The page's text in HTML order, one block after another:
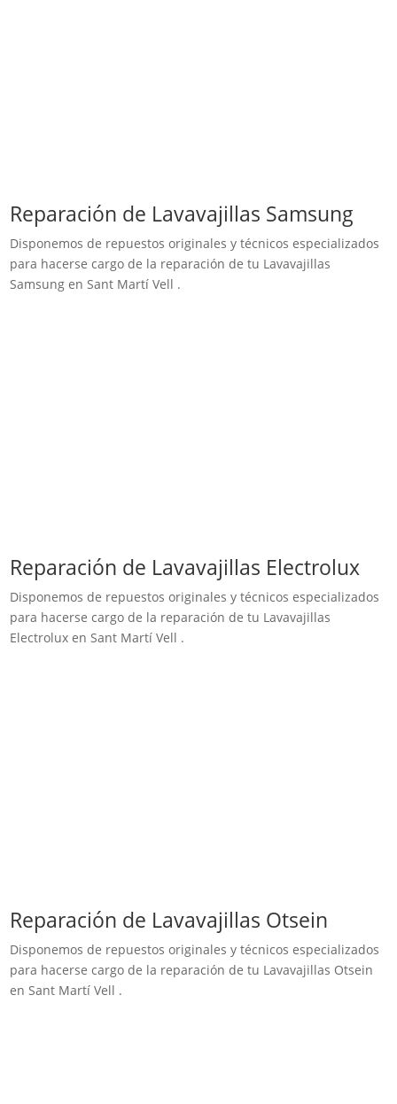
Reparación de Lavavajillas Samsung
Disponemos de repuestos originales y técnicos especializados
para hacerse cargo de la reparación de tu Lavavajillas
Samsung en Sant Martí Vell .
Reparación de Lavavajillas Electrolux
Disponemos de repuestos originales y técnicos especializados
para hacerse cargo de la reparación de tu Lavavajillas
Electrolux en Sant Martí Vell .
Reparación de Lavavajillas Otsein
Disponemos de repuestos originales y técnicos especializados
para hacerse cargo de la reparación de tu Lavavajillas Otsein
en Sant Martí Vell .